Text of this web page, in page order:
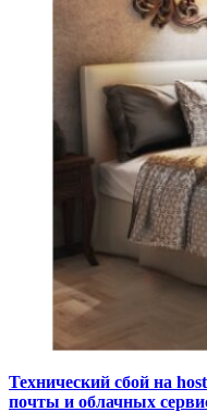
Технический сбой на
почты и облачных